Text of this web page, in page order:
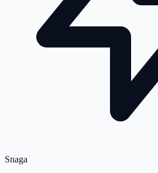
Snaga